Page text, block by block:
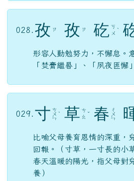
028. 孜 ㄗ 孜 ㄗ 矻 ㄎ
ㄨ ˋ
形容人勤勉努力，不懈怠。
「焚膏繼晷」、「夙夜匪懈
029. 寸 ㄘ
ㄨ
ㄣ
ˋ 草 ㄘ
ㄠ ˇ 春 ㄔ
ㄨ
ㄣ
比喻父母養育恩情的深重，
回報。（寸草，一寸長的小
春天溫暖的陽光，指父母對
養）